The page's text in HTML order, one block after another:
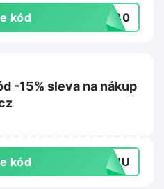
kód ER30
-15% sleva na nákup
kód TOHU